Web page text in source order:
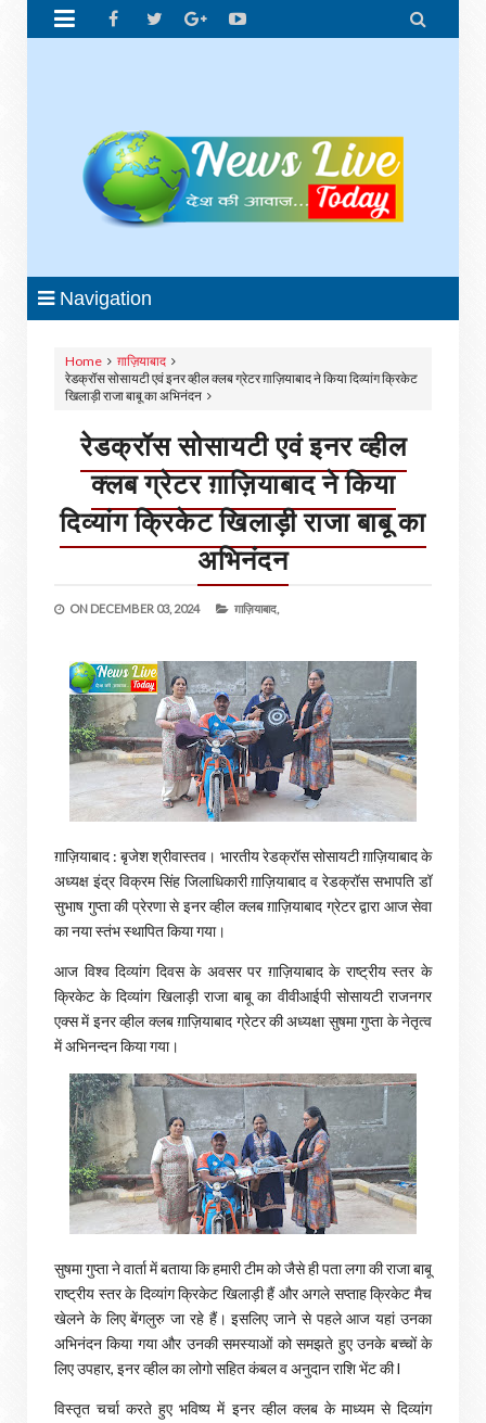
 
Navigation
Home
ग़ाज़ियाबाद
रेडक्रॉस सोसायटी एवं इनर व्हील क्लब ग्रेटर ग़ाज़ियाबाद ने किया दिव्यांग क्रिकेट
खिलाड़ी राजा बाबू का अभिनंदन
रेडक्रॉस सोसायटी एवं इनर व्हील
क्लब ग्रेटर ग़ाज़ियाबाद ने किया
दिव्यांग क्रिकेट खिलाड़ी राजा बाबू का
अभिनंदन
ON DECEMBER 03, 2024 ग़ाज़ियाबाद,
ग़ाज़ियाबाद : बृजेश श्रीवास्तव। भारतीय रेडक्रॉस सोसायटी ग़ाज़ियाबाद के
अध्यक्ष इंद्र विक्रम सिंह जिलाधिकारी ग़ाज़ियाबाद व रेडक्रॉस सभापति डॉ
सुभाष गुप्ता की प्रेरणा से इनर व्हील क्लब ग़ाज़ियाबाद ग्रेटर द्वारा आज सेवा
का नया स्तंभ स्थापित किया गया।
आज विश्व दिव्यांग दिवस के अवसर पर ग़ाज़ियाबाद के राष्ट्रीय स्तर के
क्रिकेट के दिव्यांग खिलाड़ी राजा बाबू का वीवीआईपी सोसायटी राजनगर
एक्स में इनर व्हील क्लब ग़ाज़ियाबाद ग्रेटर की अध्यक्षा सुषमा गुप्ता के नेतृत्व
में अभिनन्दन किया गया।
सुषमा गुप्ता ने वार्ता में बताया कि हमारी टीम को जैसे ही पता लगा की राजा बाबू
राष्ट्रीय स्तर के दिव्यांग क्रिकेट खिलाड़ी हैं और अगले सप्ताह क्रिकेट मैच
खेलने के लिए बेंगलुरु जा रहे हैं। इसलिए जाने से पहले आज यहां उनका
अभिनंदन किया गया और उनकी समस्याओं को समझते हुए उनके बच्चों के
लिए उपहार, इनर व्हील का लोगो सहित कंबल व अनुदान राशि भेंट की l
विस्तृत चर्चा करते हुए भविष्य में इनर व्हील क्लब के माध्यम से दिव्यांग